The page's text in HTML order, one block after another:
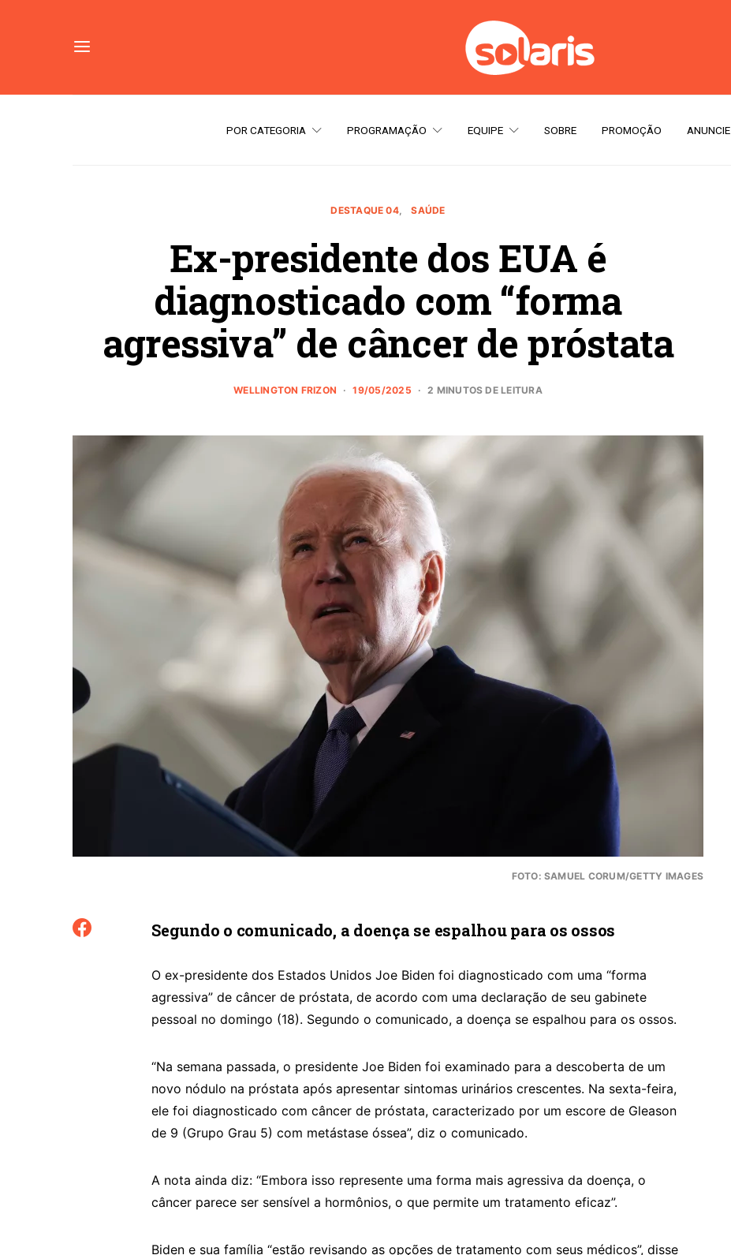
POR CATEGORIA PROGRAMAÇÃO EQUIPE SOBRE PROMOÇÃO ANUNCIE
DESTAQUE 04 SAÚDE
Ex-presidente dos EUA é
diagnosticado com “forma
agressiva” de câncer de próstata
WELLINGTON FRIZON 19/05/2025 2 MINUTOS DE LEITURA
FOTO: SAMUEL CORUM/GETTY IMAGES
Segundo o comunicado, a doença se espalhou para os ossos
O ex-presidente dos Estados Unidos Joe Biden foi diagnosticado com uma “forma
agressiva” de câncer de próstata, de acordo com uma declaração de seu gabinete
pessoal no domingo (18). Segundo o comunicado, a doença se espalhou para os ossos.
“Na semana passada, o presidente Joe Biden foi examinado para a descoberta de um
novo nódulo na próstata após apresentar sintomas urinários crescentes. Na sexta-feira,
ele foi diagnosticado com câncer de próstata, caracterizado por um escore de Gleason
de 9 (Grupo Grau 5) com metástase óssea”, diz o comunicado.
A nota ainda diz: “Embora isso represente uma forma mais agressiva da doença, o
câncer parece ser sensível a hormônios, o que permite um tratamento eficaz”.
Biden e sua família “estão revisando as opções de tratamento com seus médicos”, disse